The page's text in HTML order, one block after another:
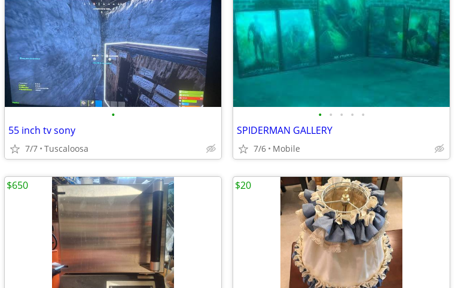
•
55 inch tv sony
7/7 Tuscaloosa
• • • • •
SPIDERMAN GALLERY
7/6 Mobile
$650 $20